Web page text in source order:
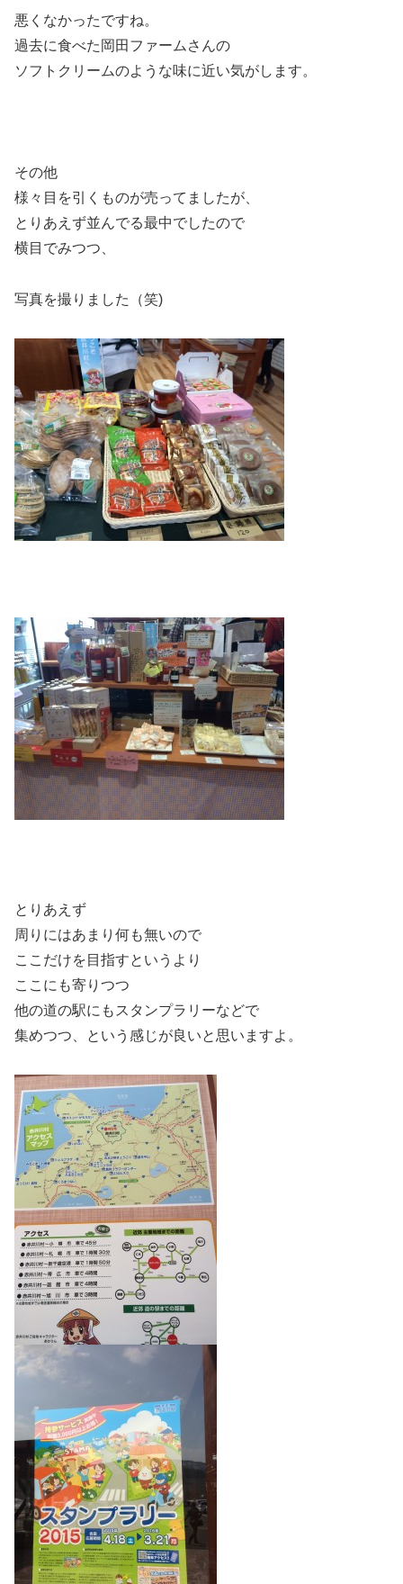
悪くなかったですね。
過去に食べた岡田ファームさんの
ソフトクリームのような味に近い気がします。
その他
様々目を引くものが売ってましたが、
とりあえず並んでる最中でしたので
横目でみつつ、
写真を撮りました（笑)
とりあえず
周りにはあまり何も無いので
ここだけを目指すというより
ここにも寄りつつ
他の道の駅にもスタンプラリーなどで
集めつつ、という感じが良いと思いますよ。